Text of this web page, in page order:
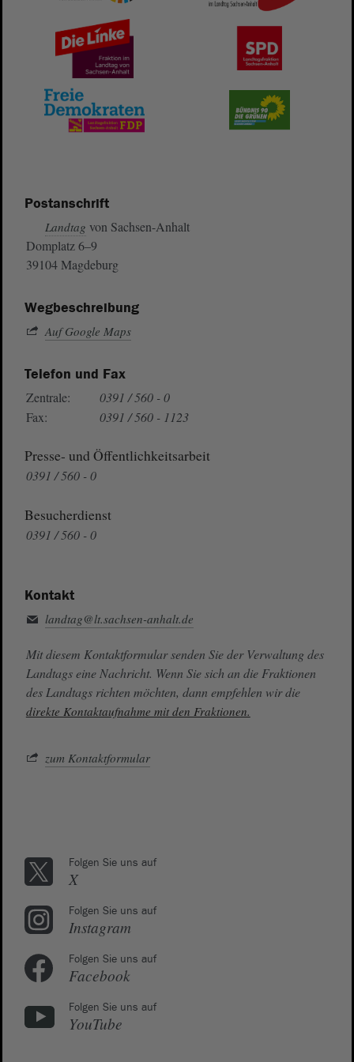
Postanschrift
Landtag von Sachsen-Anhalt
Domplatz 6–9
39104 Magdeburg
Wegbeschreibung
Auf Google Maps
Telefon und Fax
Zentrale:
0391 / 560 - 0
Fax:
0391 / 560 - 1123
Presse- und Öffentlichkeitsarbeit
0391 / 560 - 0
Besucherdienst
0391 / 560 - 0
Kontakt
landtag@lt.sachsen-anhalt.de
Mit diesem Kontaktformular senden Sie der Verwaltung des
Landtags eine Nachricht. Wenn Sie sich an die Fraktionen
des Landtags richten möchten, dann empfehlen wir die
direkte Kontaktaufnahme mit den Fraktionen.
zum Kontaktformular
Folgen Sie uns auf
X
Folgen Sie uns auf
Instagram
Folgen Sie uns auf
Facebook
Folgen Sie uns auf
YouTube